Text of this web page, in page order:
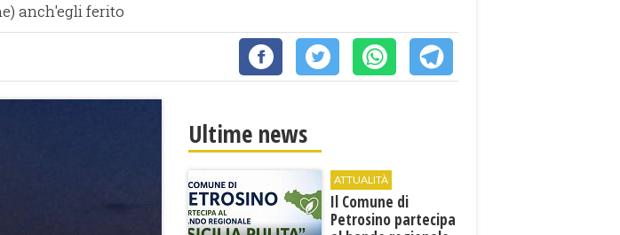
anch'egli ferito
Ultime news
ATTUALITÀ
​Il Comune di
Petrosino partecipa